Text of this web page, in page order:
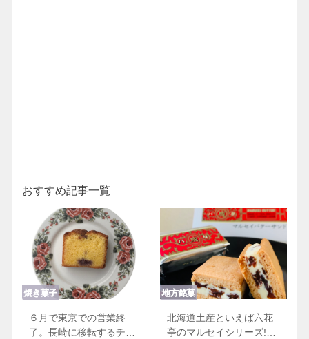
おすすめ記事一覧
焼き菓子
６月で東京での営業終
了。長崎に移転するチリ
地方銘菓
北海道土産といえば六花
亭のマルセイシリーズ!他